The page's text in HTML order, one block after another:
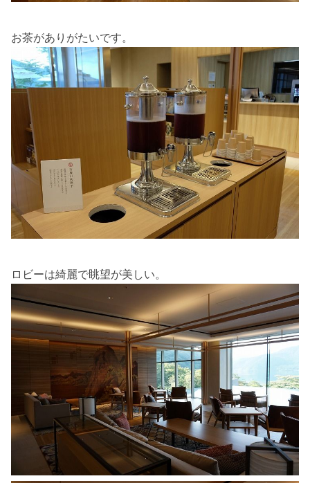
お茶がありがたいです。
ロビーは綺麗で眺望が美しい。